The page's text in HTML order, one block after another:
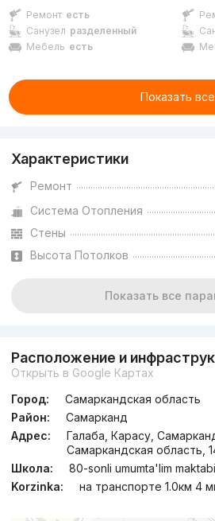
Ремонт есть
Санузел разделенный
Мебель есть
Показать все
Характеристики
Ремонт
Система Отопления
Стены
Высота Потолков
Показать все
Расположение и
Открыть в Google Картах
Город:
Самаркандская область
Район:
Самарканд
Адрес:
Галаба, Карасу,
Самаркандская область,
Школа:
80-sonli umumta'lim
Korzinka:
на транспорте 1.0км 4